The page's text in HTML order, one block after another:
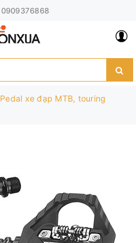
0909376868
Pedal xe đạp MTB, touring